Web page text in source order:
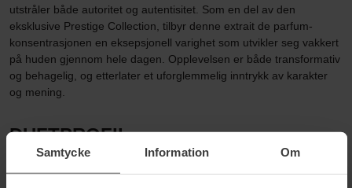
Samtycke Information Om
utstråler både autoritet og autentisitet. Som en del av den
eksklusive Prestige Collection, tilbyr denne extrait de parfum-
konsentrasjonen en eksepsjonell varighet som utvikler seg vakkert
på huden gjennom hele dagen. Opplevelsen er både transformativ
og behagelig, og etterlater et uforglemmelig inntrykk av karakter
og mening.
DUFTPROFIL
Lærpreget · Orientalsk · Varm